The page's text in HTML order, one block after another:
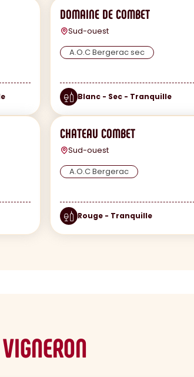
DOMAINE DE COMBET
Sud-ouest
A.O.C Bergerac sec
Blanc - Sec - Tranquille
CHATEAU COMBET
Sud-ouest
A.O.C Bergerac
Rouge - Tranquille